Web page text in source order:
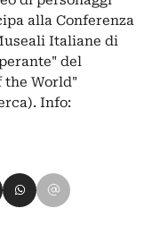
alla Conferenza
Italiane di
del
the World"
Info:
LinkedIn
su Pinterest
Condividi su WhatsApp
Condividi su Email